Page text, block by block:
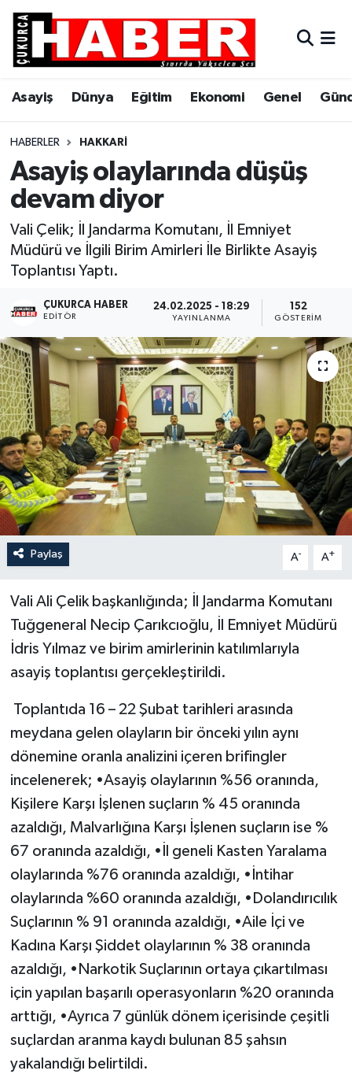
Asayiş Dünya Eğitim Ekonomi Genel
HABERLER HAKKARI
Asayiş olaylarında düşüş
devam diyor
Vali Çelik; İl Jandarma Komutanı, İl Emniyet
Müdürü ve İlgili Birim Amirleri İle Birlikte Asayiş
Toplantısı Yaptı.
ÇUKURCA HABER
EDITÖR
24.02.2025 - 18:29
YAYINLANMA
152
GÖSTERIM
Paylaş A- A+
Vali Ali Çelik başkanlığında; İl Jandarma Komutanı
Tuğgeneral Necip Çarıkcıoğlu, İl Emniyet Müdürü
İdris Yılmaz ve birim amirlerinin katılımlarıyla
asayiş toplantısı gerçekleştirildi.
Toplantıda 16 – 22 Şubat tarihleri arasında
meydana gelen olayların bir önceki yılın aynı
dönemine oranla analizini içeren brifingler
incelenerek; •Asayiş olaylarının %56 oranında,
Kişilere Karşı İşlenen suçların % 45 oranında
azaldığı, Malvarlığına Karşı İşlenen suçların ise %
67 oranında azaldığı, •İl geneli Kasten Yaralama
olaylarında %76 oranında azaldığı, •İntihar
olaylarında %60 oranında azaldığı, •Dolandırıcılık
Suçlarının % 91 oranında azaldığı, •Aile İçi ve
Kadına Karşı Şiddet olaylarının % 38 oranında
azaldığı, •Narkotik Suçlarının ortaya çıkartılması
için yapılan başarılı operasyonların %20 oranında
arttığı, •Ayrıca 7 günlük dönem içerisinde çeşitli
suçlardan aranma kaydı bulunan 85 şahsın
yakalandığı belirtildi.
Asayiş
Dünya
Eğitim
Ekonomi
Genel
Gündem
Hakkari
Siyaset
Son Dakika
Teknoloji
Yaşam
Hava Durumu
Trafik Durumu
Süper Lig Puan Durumu ve Fikstür
Tüm Manşetler
Son Dakika Haberleri
Haber Arşivi